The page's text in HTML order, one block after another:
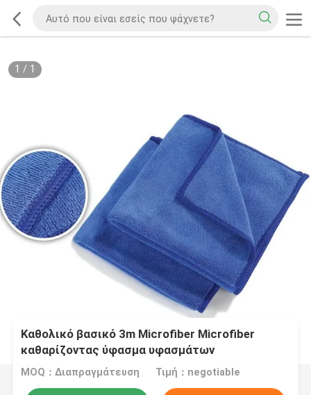
1 / 1
Καθολικό βασικό 3m Microfiber Microfiber
καθαρίζοντας ύφασμα υφασμάτων
MOQ：Διαπραγμάτευση Τιμή：negotiable